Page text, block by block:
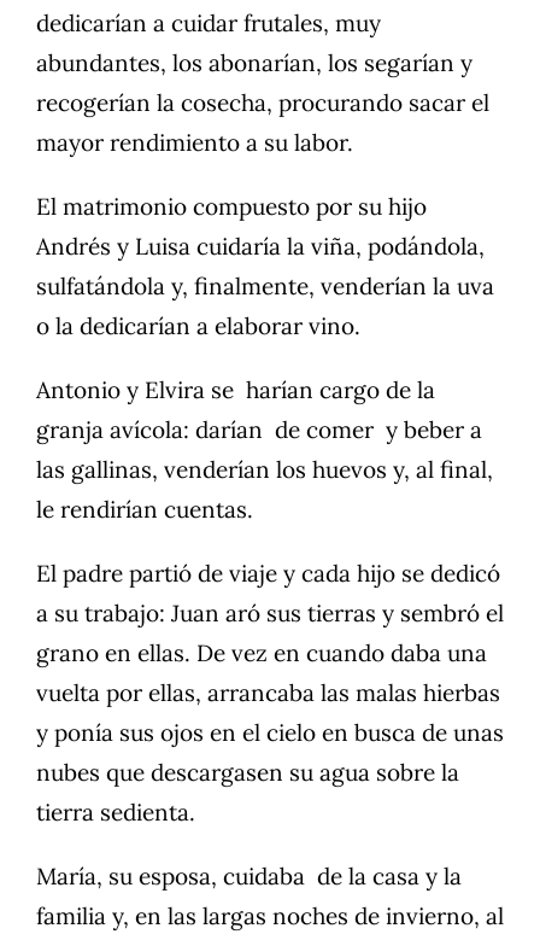
dedicarían a cuidar frutales, muy
abundantes, los abonarían, los segarían y
recogerían la cosecha, procurando sacar el
mayor rendimiento a su labor.
El matrimonio compuesto por su hijo
Andrés y Luisa cuidaría la viña, podándola,
sulfatándola y, finalmente, venderían la uva
o la dedicarían a elaborar vino.
Antonio y Elvira se harían cargo de la
granja avícola: darían de comer y beber a
las gallinas, venderían los huevos y, al final,
le rendirían cuentas.
El padre partió de viaje y cada hijo se dedicó
a su trabajo: Juan aró sus tierras y sembró el
grano en ellas. De vez en cuando daba una
vuelta por ellas, arrancaba las malas hierbas
y ponía sus ojos en el cielo en busca de unas
nubes que descargasen su agua sobre la
tierra sedienta.
María, su esposa, cuidaba de la casa y la
familia y, en las largas noches de invierno, al